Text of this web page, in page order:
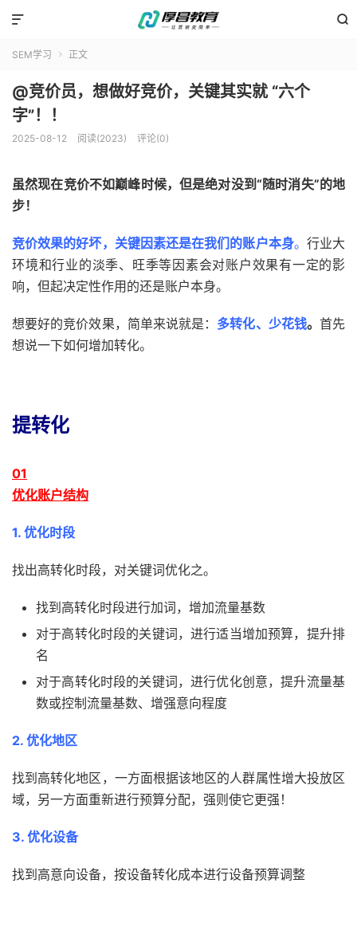


SEM学习  正文
@竞价员，想做好竞价，关键其实就 “六个
字”！！
2025-08-12 阅读(2023) 评论(0)
虽然现在竞价不如巅峰时候，但是绝对没到“随时消失”的地
步！
竞价效果的好坏，关键因素还是在我们的账户本身。 行业大
环境和行业的淡季、旺季等因素会对账户效果有一定的影
响，但起决定性作用的还是账户本身。
想要好的竞价效果，简单来说就是： 多转化、少花钱。 首先
想说一下如何增加转化。
提转化
01
优化账户结构
1. 优化时段
找出高转化时段，对关键词优化之。
找到高转化时段进行加词，增加流量基数
对于高转化时段的关键词，进行适当增加预算，提升排
名
对于高转化时段的关键词，进行优化创意，提升流量基
数或控制流量基数、增强意向程度
2. 优化地区
找到高转化地区，一方面根据该地区的人群属性增大投放区
域，另一方面重新进行预算分配，强则使它更强！
3. 优化设备
找到高意向设备，按设备转化成本进行设备预算调整